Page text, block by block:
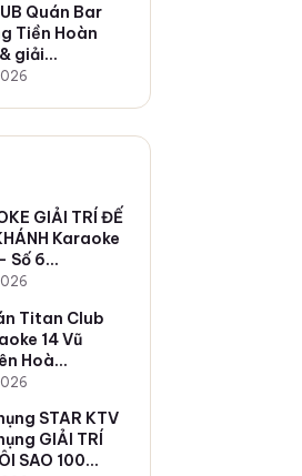
Quán Bar
Tiền Hoàn
giải…
GIẢI TRÍ ĐẾ
Karaoke
Số 6…
Titan Club
14 Vũ
Hoà…
STAR KTV
GIẢI TRÍ
SAO 100…